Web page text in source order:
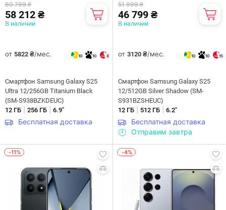
60 799 ₴
58 212 ₴
В наличии
от 5822 ₴/мес. 10 10 8
Смартфон Samsung Galaxy S25
Ultra 12/256GB Titanium Black
(SM-S938BZKDEUC)
12 ГБ
256 ГБ 6.9"
Бесплатная доставка
51 999 ₴
46 799 ₴
В наличии
от 3120 ₴/мес. 10 10 15
Смартфон Samsung Galaxy S25
12/512GB Silver Shadow (SM-
S931BZSHEUC)
12 ГБ
512 ГБ 6.2"
Бесплатная доставка
Отправим завтра
-11% -4%